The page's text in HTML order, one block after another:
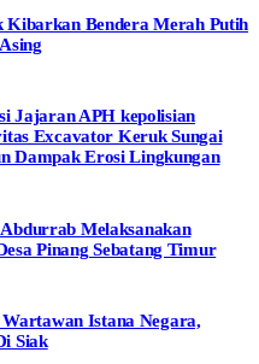
Kibarkan Bendera Merah Putih
Jajaran APH kepolisian
Excavator Keruk Sungai
Dampak Erosi Lingkungan
Melaksanakan
Pinang Sebatang Timur
Istana Negara,
Siak